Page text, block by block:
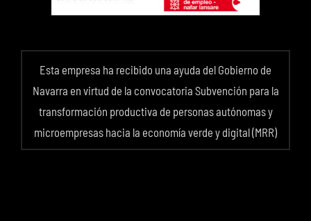
Esta empresa ha recibido una ayuda del Gobierno de
Navarra en virtud de la convocatoria Subvención para la
transformación productiva de personas autónomas y
microempresas hacia la economía verde y digital (MRR)